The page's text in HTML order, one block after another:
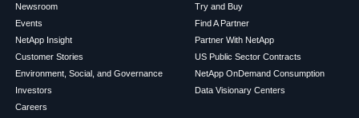
Newsroom
Events
NetApp Insight
Customer Stories
Environment, Social, and Governance
Investors
Careers
Try and Buy
Find A Partner
Partner With NetApp
US Public Sector Contracts
NetApp OnDemand Consumption
Data Visionary Centers